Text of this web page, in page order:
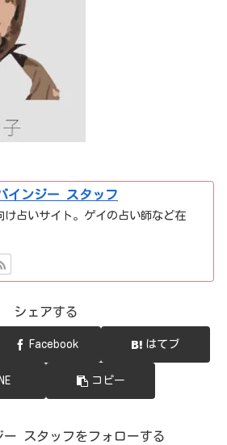
インジー スタッフ
け占いサイト。ゲイの占い師など在
シェアする
Facebook はてブ
コピー
ー スタッフをフォローする